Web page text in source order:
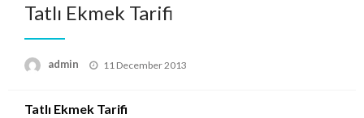
Tatlı Ekmek Tarifi
admin
Posted
11 December 2013
Tatlı Ekmek Tarifi